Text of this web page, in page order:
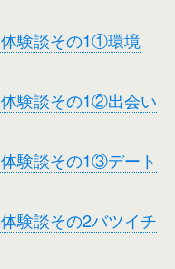
験談その1①環境
験談その1②出会い
験談その1③デート
験談その2バツイチ